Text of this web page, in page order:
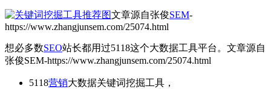
文章源自张俊SEM-
https://www.zhangjunsem.com/25074.html
想必多数SEO站长都用过5118这个大数据工具平台。 文章源自
张俊SEM-https://www.zhangjunsem.com/25074.html
5118营销大数据关键词挖掘工具，